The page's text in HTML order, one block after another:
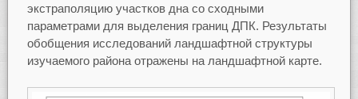
экстраполяцию участков дна со сходными
параметрами для выделения границ ДПК. Результаты
обобщения исследований ландшафтной структуры
изучаемого района отражены на ландшафтной карте.